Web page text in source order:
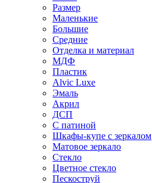
Размер
Маленькие
Большие
Средние
Отделка и материал
МДФ
Пластик
Alvic Luxe
Эмаль
Акрил
ДСП
С патиной
Шкафы-купе с зеркалом
Матовое зеркало
Стекло
Цветное стекло
Пескоструй